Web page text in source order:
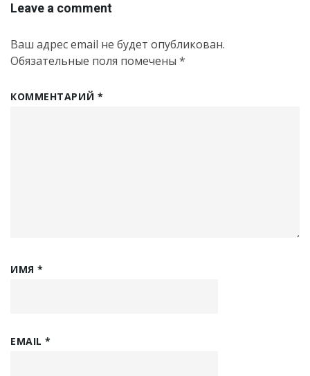
Leave a comment
Ваш адрес email не будет опубликован.
Обязательные поля помечены *
КОММЕНТАРИЙ *
ИМЯ*
EMAIL*